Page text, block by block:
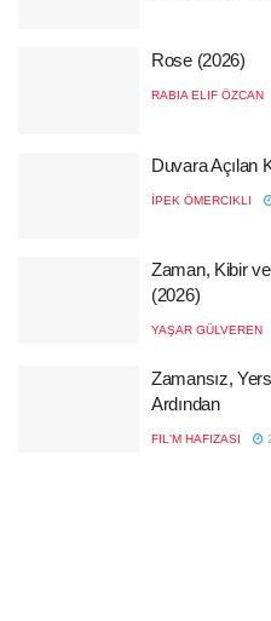
Rose (2026)
RABIA ELIF ÖZCAN
Duvara Açılan
İPEK ÖMERCIKLI
Zaman, Kibir
(2026)
YAŞAR GÜLVEREN
Zamansız,
Ardından
FIL'M HAFIZASI